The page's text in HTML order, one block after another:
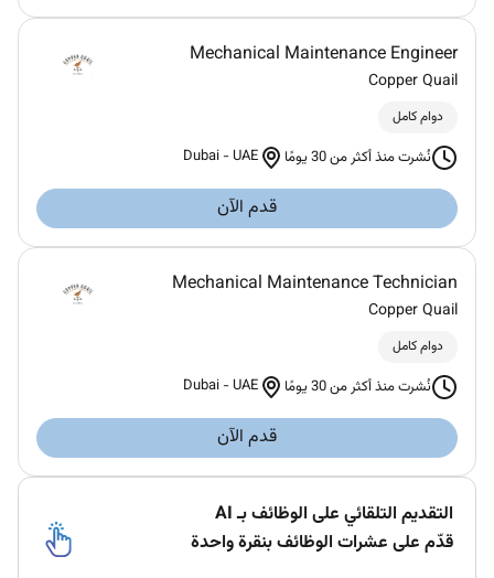
Mechanical Maintenance Engineer
Copper Quail
دوام كامل
نُشرت منذ أكثر من 30 يومًا Dubai -UAE
قدم الآن
Mechanical Maintenance Technician
Copper Quail
دوام كامل
نُشرت منذ أكثر من 30 يومًا Dubai -UAE
قدم الآن
التقديم التلقائي على الوظائف بـ AI
قدّم على عشرات الوظائف بنقرة واحدة